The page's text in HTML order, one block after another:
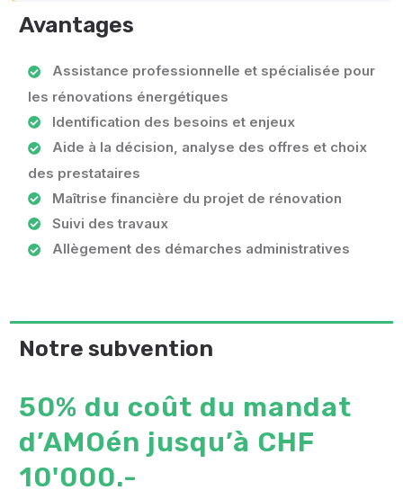
Avantages
Assistance professionnelle et spécialisée pour
les rénovations énergétiques
Identification des besoins et enjeux
Aide à la décision, analyse des offres et choix
des prestataires
Maîtrise financière du projet de rénovation
Suivi des travaux
Allègement des démarches administratives
Notre subvention
50% du coût du mandat
d’AMOén jusqu’à CHF
10'000.-